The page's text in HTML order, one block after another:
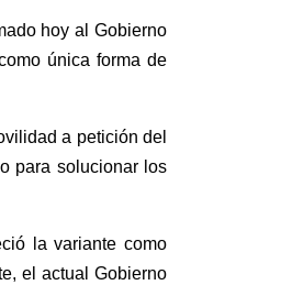
hoy al Gobierno
única forma de
a petición del
para solucionar los
la variante como
el actual Gobierno